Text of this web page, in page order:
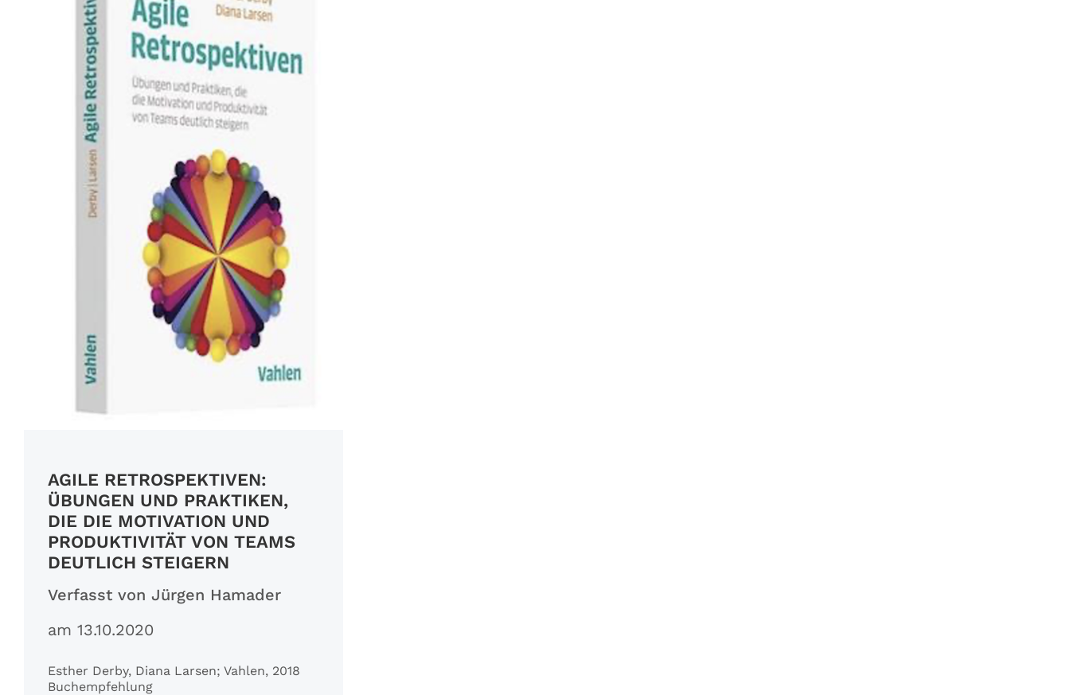
AGILE RETROSPEKTIVEN:
ÜBUNGEN UND PRAKTIKEN,
DIE DIE MOTIVATION UND
PRODUKTIVITÄT VON TEAMS
DEUTLICH STEIGERN
Verfasst von Jürgen Hamader
am 13.10.2020
Esther Derby, Diana Larsen; Vahlen, 2018
Buchempfehlung